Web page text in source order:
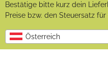
Bestätige bitte kurz dein
Preise bzw. den Steuersatz
Österreich